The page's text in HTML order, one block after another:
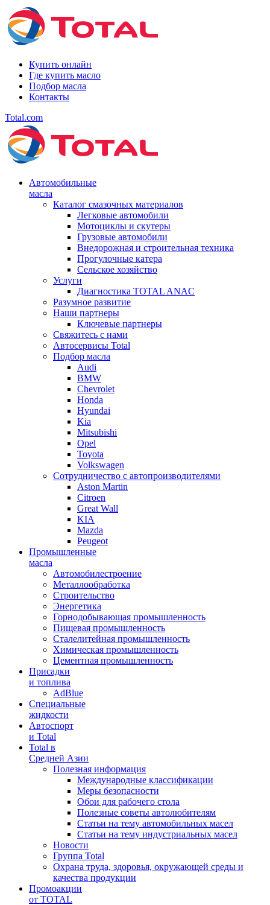
Купить онлайн
Где купить масло
Подбор масла
Контакты
Total.com
Автомобильные
масла
Каталог смазочных материалов
Легковые автомобили
Мотоциклы и скутеры
Грузовые автомобили
Внедорожная и строительная техника
Прогулочные катера
Сельское хозяйство
Услуги
Диагностика TOTAL ANAC
Разумное развитие
Наши партнеры
Ключевые партнеры
Свяжитесь с нами
Автосервисы Total
Подбор масла
Audi
BMW
Chevrolet
Honda
Hyundai
Kia
Mitsubishi
Opel
Toyota
Volkswagen
Сотрудничество с автопроизводителями
Aston Martin
Citroen
Great Wall
KIA
Mazda
Peugeot
Промышленные
масла
Автомобилестроение
Металлообработка
Строительство
Энергетика
Горнодобывающая промышленность
Пищевая промышленность
Сталелитейная промышленность
Химическая промышленность
Цементная промышленность
Присадки
и топлива
AdBlue
Специальные
жидкости
Автоспорт
и Total
Total в
Средней Азии
Полезная информация
Международные классификации
Меры безопасности
Обои для рабочего стола
Полезные советы автолюбителям
Статьи на тему автомобильных масел
Статьи на тему индустриальных масел
Новости
Группа Total
Охрана труда, здоровья, окружающей среды и
качества продукции
Промоакции
от TOTAL